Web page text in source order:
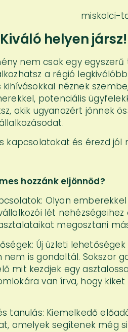
helyen jársz!
nem csak egy
a régió
néznek
potenciális
akik ugyanazért jönnek
kapcsolatokat és érezd jól
hozzánk eljönnöd?
Olyan
lét
megosztani
Új üzleti
nem is gondoltál. Sokszor
mit kezdjek egy
van írva, hogy
tanulás: Kiemelkedő
amelyek segítenek még